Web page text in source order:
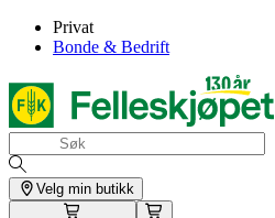
Privat
Bonde & Bedrift
Velg min butikk